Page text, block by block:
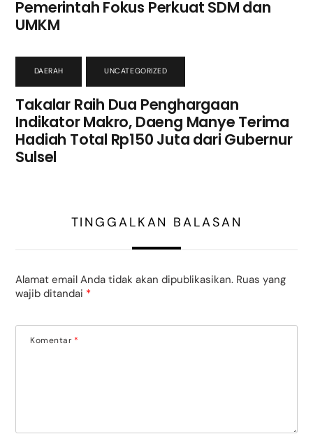
Pemerintah Fokus Perkuat SDM dan
UMKM
DAERAH UNCATEGORIZED
Takalar Raih Dua Penghargaan
Indikator Makro, Daeng Manye Terima
Hadiah Total Rp150 Juta dari Gubernur
Sulsel
TINGGALKAN BALASAN
Alamat email Anda tidak akan dipublikasikan. Ruas yang
wajib ditandai *
Komentar *